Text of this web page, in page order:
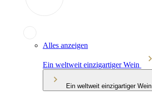
Alles anzeigen
Ein weltweit einzigartiger Wein
Ein weltweit einzigartiger Wein